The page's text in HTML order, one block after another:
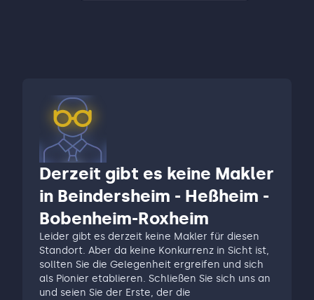
Derzeit gibt es keine Makler
in Beindersheim - Heßheim -
Bobenheim-Roxheim
Leider gibt es derzeit keine Makler für diesen
Standort. Aber da keine Konkurrenz in Sicht ist,
sollten Sie die Gelegenheit ergreifen und sich
als Pionier etablieren. Schließen Sie sich uns an
und seien Sie der Erste, der die